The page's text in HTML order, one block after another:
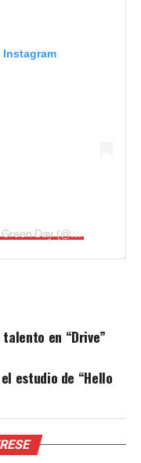
Una publicación compartida por Green Day (@greenday)
en “Drive”
estudio de “Hello